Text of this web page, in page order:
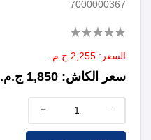
7000000367
السعر: 2,255 ج.م.
سعر الكاش: 1,850 ج.م.